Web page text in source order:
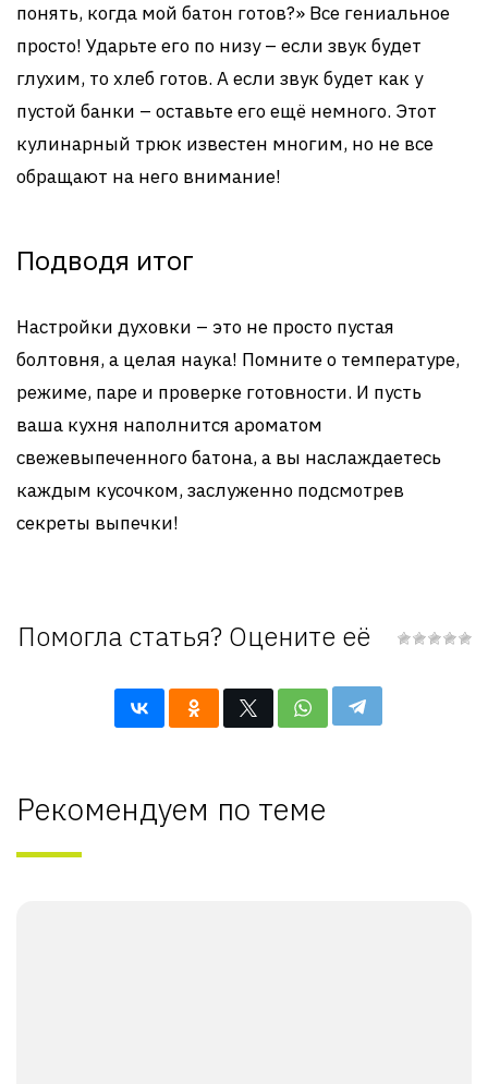
понять, когда мой батон готов?» Все гениальное
просто! Ударьте его по низу – если звук будет
глухим, то хлеб готов. А если звук будет как у
пустой банки – оставьте его ещё немного. Этот
кулинарный трюк известен многим, но не все
обращают на него внимание!
Подводя итог
Настройки духовки – это не просто пустая
болтовня, а целая наука! Помните о температуре,
режиме, паре и проверке готовности. И пусть
ваша кухня наполнится ароматом
свежевыпеченного батона, а вы наслаждаетесь
каждым кусочком, заслуженно подсмотрев
секреты выпечки!
Помогла статья? Оцените её
Рекомендуем по теме